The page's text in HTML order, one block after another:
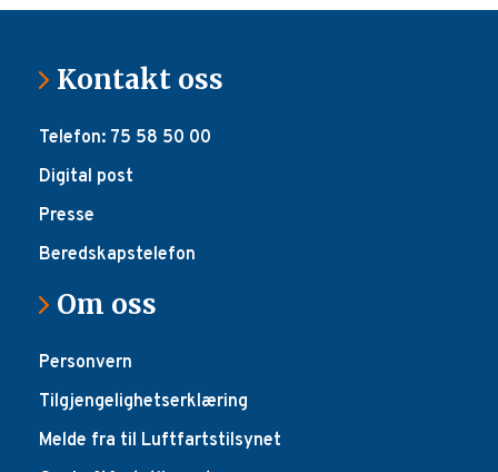
Kontakt oss
Telefon: 75 58 50 00
Digital post
Presse
Beredskapstelefon
Om oss
Personvern
Tilgjengelighetserklæring
Melde fra til Luftfartstilsynet